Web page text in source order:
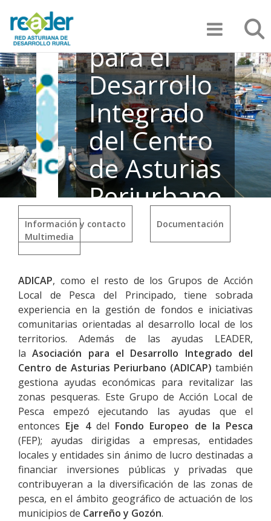
contenido
principal
Asociación
para el
Desarrollo
Integrado
del Centro
de Asturias
Periurbano
(ADICAP)
Información y contacto
Documentación
Multimedia
ADICAP, como el resto de los Grupos de Acción
Local de Pesca del Principado, tiene sobrada
experiencia en la gestión de fondos e iniciativas
comunitarias orientadas al desarrollo local de los
territorios. Además de las ayudas LEADER,
laAsociación para el Desarrollo Integrado del
Centro de Asturias Periurbano (ADICAP) también
gestiona ayudas económicas para revitalizar las
zonas pesqueras. Este Grupo de Acción Local de
Pesca empezó ejecutando las ayudas que el
entonces Eje 4 del Fondo Europeo de la Pesca
(FEP); ayudas dirigidas a empresas, entidades
locales y entidades sin ánimo de lucro destinadas a
financiar inversiones públicas y privadas que
contribuyeran a la diversificación de las zonas de
pesca, en el ámbito geográfico de actuación de los
municipios de Carreño y Gozón.